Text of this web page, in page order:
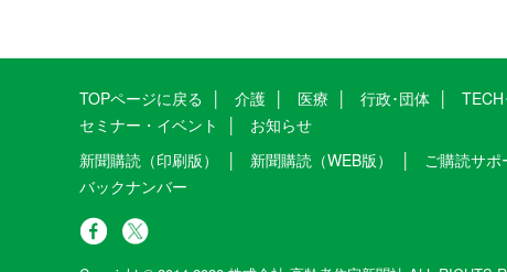
TOPページに戻る 介護 医療 行政･団体
セミナー・イベント
お知らせ
新聞購読（印刷版）
新聞購読（WEB版） ご購読サポ
バックナンバー